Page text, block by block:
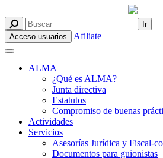
Acceso usuarios Afiliate
ALMA
¿Qué es ALMA?
Junta directiva
Estatutos
Compromiso de buenas
Actividades
Servicios
Asesorías Jurídica y Fiscal-
Documentos para guionistas